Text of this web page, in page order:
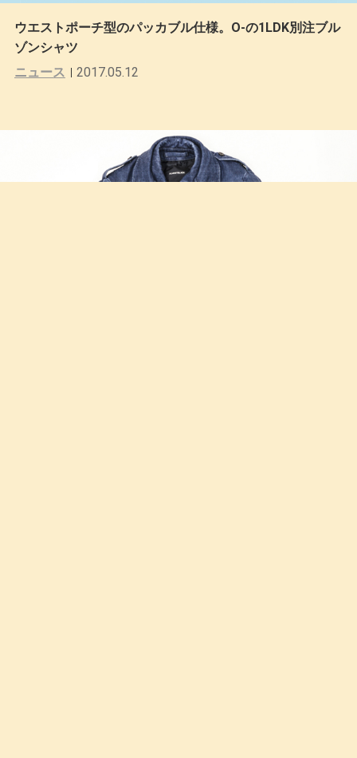
ウエストポーチ型のパッカブル仕様。O-の1LDK別注ブル
ゾンシャツ
ニュース
2017.05.12